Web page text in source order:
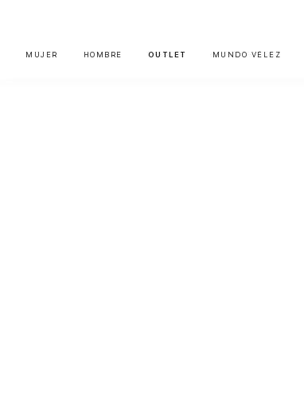
MUJER HOMBRE OUTLET MUNDO VÉLEZ